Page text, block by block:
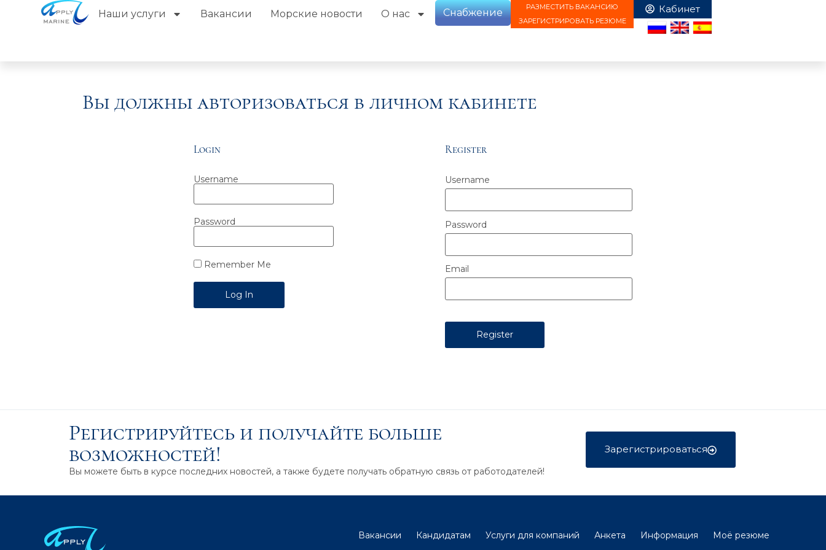
Наши услуги Вакансии Морские новости О нас Снабжение
РАЗМЕСТИТЬ ВАКАНСИЮ
ЗАРЕГИСТРИРОВАТЬ РЕЗЮМЕ
Вы должны авторизоваться в личном кабинете
Login
Username
Password
Remember Me
Register
Username
Password
Email
Регистрируйтесь и получайте больше
возможностей!
Вы можете быть в курсе последних новостей, а также будете получать обратную связь от работодателей!
Зарегистрироваться
Вакансии Кандидатам Услуги для компаний Анкета Информация
Моё резюме